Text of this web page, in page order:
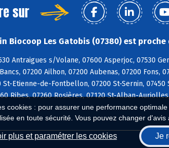
cookies : pour assurer une performance
en toute sécurité. Vous pouvez changer
plus et paramétrer les cookies Je
sur
Biocoop Les Gatobis (07380) est proche
Antraigues s/Volane, 07600 Asperjoc, 07530
07200 Ailhon, 07200 Aubenas, 07200
St-Etienne-de-Fontbellon, 07200 St-Sernin,
Ribes, 07260 Rosières, 07120 St-Alban-